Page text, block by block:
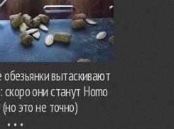
обезьянки вытаскивают
они станут Homo
это не точно)